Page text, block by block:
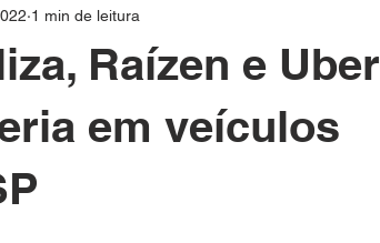
Raízen e Uber
em veículos
1 min de leitura